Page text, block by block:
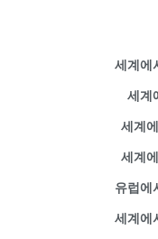
세계에
세계
세계
세계
유럽에
세계에